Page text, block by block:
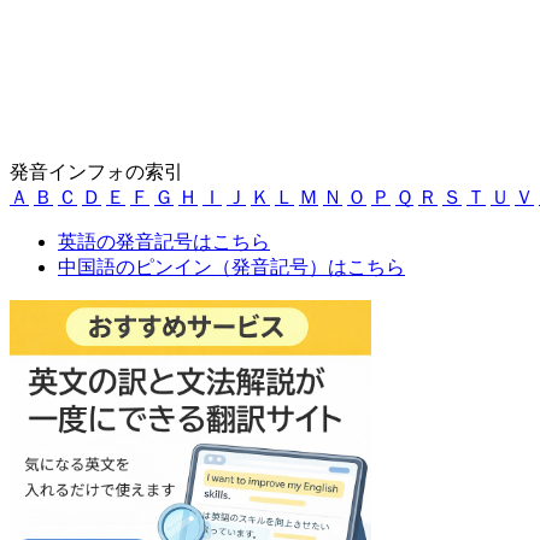
発音インフォの索引
Ａ
Ｂ Ｃ Ｄ Ｅ Ｆ Ｇ Ｈ Ｉ Ｊ Ｋ Ｌ Ｍ Ｎ Ｏ Ｐ Ｑ Ｒ Ｓ Ｔ Ｕ Ｖ
英語の発音記号はこちら
中国語のピンイン（発音記号）はこちら